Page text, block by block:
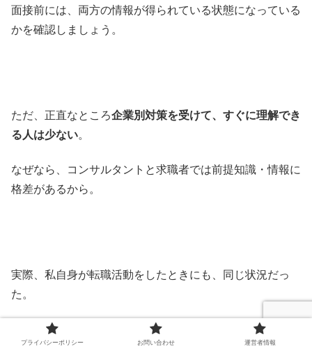
面接前には、両方の情報が得られている状態になっている
かを確認しましょう。
ただ、正直なところ企業別対策を受けて、すぐに理解でき
る人は少ない。
なぜなら、コンサルタントと求職者では前提知識・情報に
格差があるから。
実際、私自身が転職活動をしたときにも、同じ状況だっ
た。
企業別対策を受けたものの、チンプンカンプンで苦しんだ
経験がある。
プライバシーポリシー お問い合わせ 運営者情報